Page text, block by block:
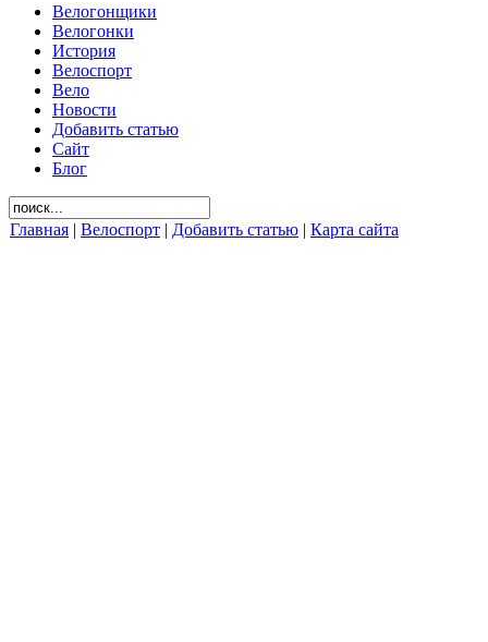
Велогонщики
Велогонки
История
Велоспорт
Вело
Новости
Добавить статью
Сайт
Блог
Главная | Велоспорт | Добавить статью | Карта сайта